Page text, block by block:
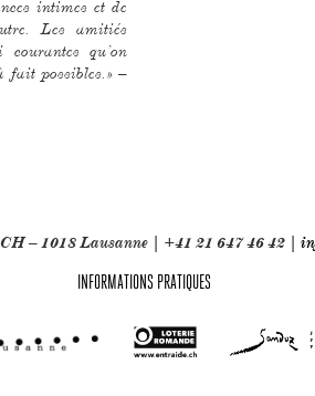
intimes et de
Les amitiés
qu’on
fait possibles.» –
– 1018 Lausanne | +41 21 647 46 42 |
INFORMATIONS PRATIQUES